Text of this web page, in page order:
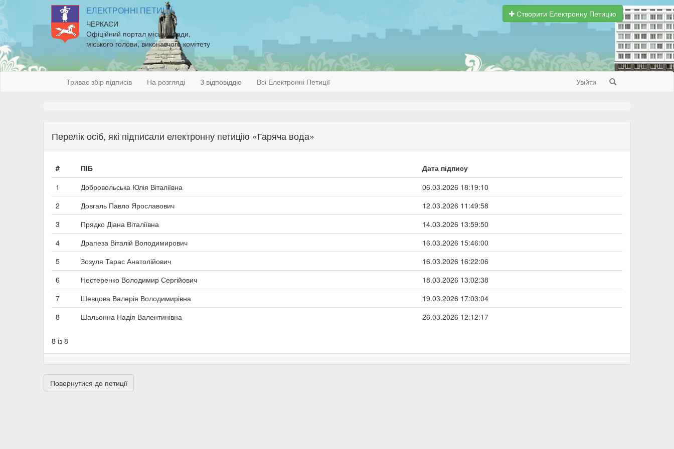
ЕЛЕКТРОННІ ПЕТИЦІЇ
ЧЕРКАСИ
Офіційний портал міської ради,
міського голови, виконавчого комітету
Створити Електронну Петицію
Триває збір підписів На розгляді З відповіддю Всі Електронні Петиції Увійти
Перелік осіб, які підписали електронну петицію «Гаряча вода»
# ПІБ
Дата підпису
1
Добровольська Юлія Віталіївна
06.03.2026 18:19:10
2
Довгаль Павло Ярославович
12.03.2026 11:49:58
3
Прядко Діана Віталіївна
14.03.2026 13:59:50
4
Драпеза Віталій Володимирович
16.03.2026 15:46:00
5
Зозуля Тарас Анатолійович
16.03.2026 16:22:06
6
Нестеренко Володимир Сергійович
18.03.2026 13:02:38
7
Шевцова Валерія Володимирівна
19.03.2026 17:03:04
8
Шальонна Надія Валентинівна 26.03.2026 12:12:17
8 із 8
Повернутися до петиції